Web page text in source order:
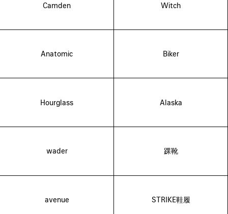
Camden Witch
Anatomic Biker
Hourglass Alaska
wader 踝靴
avenue STRIKE鞋履